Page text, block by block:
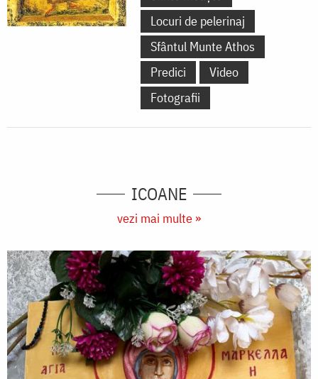
la
Locuri de pelerinaj
Sfântul Munte Athos
Predici
Video
Fotografii
ICOANE
vezi mai multe »